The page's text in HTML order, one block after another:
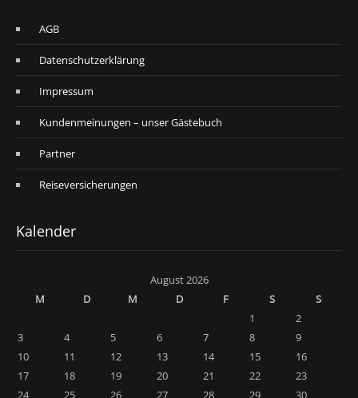
AGB
Datenschutzerklärung
Impressum
Kundenmeinungen – unser Gästebuch
Partner
Reiseversicherungen
Kalender
August 2026
M
D M D F S
S
1
2
3
4 5 6 7 8
9
10
11 12 13 14 15
16
17
18 19 20 21 22
23
24
25 26 27 28 29 30